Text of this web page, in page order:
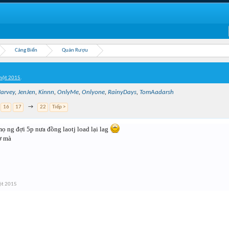
Cảng Biển Quán Rượu
2015.
, JenJen, Kinnn, OnlyMe, Onlyone, RainyDays, TomAadarsh
16 17 → 22 Tiếp >
ng đợi 5p nưa đồng laotj load lại lag
mà
2015